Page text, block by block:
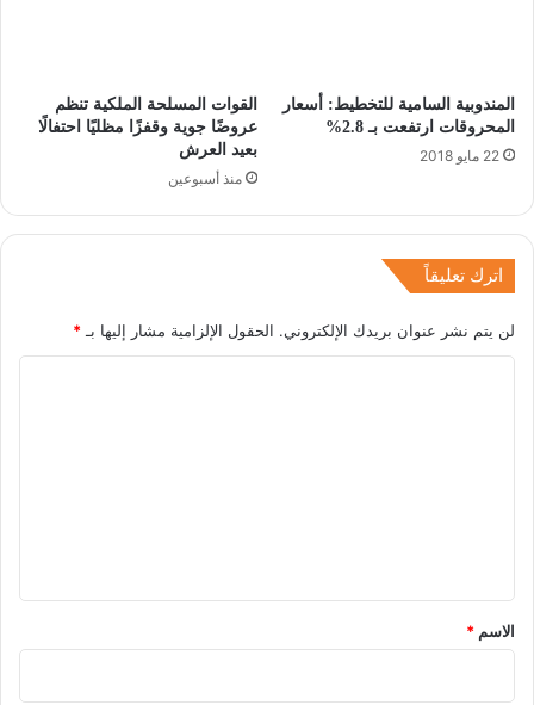
المندوبية السامية للتخطيط: أسعار
المحروقات ارتفعت بـ 2.8%
22 مايو 2018
القوات المسلحة الملكية تنظم
عروضًا جوية وقفزًا مظليًا احتفالًا
بعيد العرش
منذ أسبوعين
اترك تعليقاً
لن يتم نشر عنوان بريدك الإلكتروني. الحقول الإلزامية مشار إليها بـ*
*
الاسم *